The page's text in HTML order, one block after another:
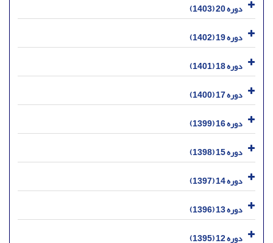
دوره 20 (1403)
دوره 19 (1402)
دوره 18 (1401)
دوره 17 (1400)
دوره 16 (1399)
دوره 15 (1398)
دوره 14 (1397)
دوره 13 (1396)
دوره 12 (1395)